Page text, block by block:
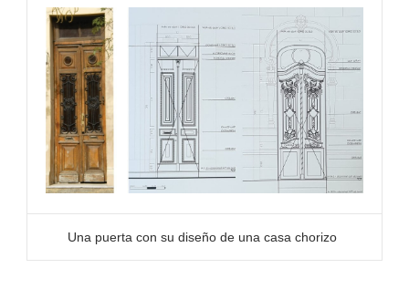
Una puerta con su diseño de una casa chorizo